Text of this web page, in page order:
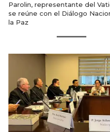
Parolin, representante del
se reúne con el Diálogo
la Paz